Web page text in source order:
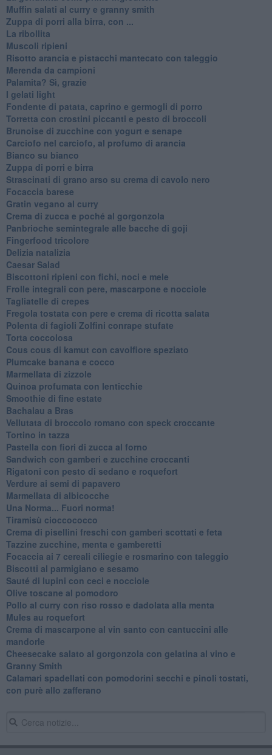
Muffin salati al curry e granny smith
Zuppa di porri alla birra, con ...
La ribollita
Muscoli ripieni
Risotto arancia e pistacchi mantecato con taleggio
Merenda da campioni
Palamita? Sì, grazie
I gelati light
Fondente di patata, caprino e germogli di porro
Torretta con crostini piccanti e pesto di broccoli
Brunoise di zucchine con yogurt e senape
Carciofo nel carciofo, al profumo di arancia
Bianco su bianco
Zuppa di porri e birra
Strascinati di grano arso su crema di cavolo nero
Focaccia barese
Gratin vegano al curry
Crema di zucca e poché al gorgonzola
Panbrioche semintegrale alle bacche di goji
Fingerfood tricolore
Delizia natalizia
Caesar Salad
Biscottoni ripieni con fichi, noci e mele
Frolle integrali con pere, mascarpone e nocciole
Tagliatelle di crepes
Fregola tostata con pere e crema di ricotta salata
Polenta di fagioli Zolfini conrape stufate
Torta coccolosa
Cous cous di kamut con cavolfiore speziato
Plumcake banana e cocco
Marmellata di zizzole
Quinoa profumata con lenticchie
Smoothie di fine estate
Bachalau a Bras
Vellutata di broccolo romano con speck croccante
Tortino in tazza
Pastella con fiori di zucca al forno
Sandwich con gamberi e zucchine croccanti
Rigatoni con pesto di sedano e roquefort
Verdure ai semi di papavero
Marmellata di albicocche
Una Norma... Fuori norma!
Tiramisù cioccococco
Crema di pisellini freschi con gamberi scottati e feta
Tazzine zucchine, menta e gamberetti
Focaccia ai 7 cereali ciliegie e rosmarino con taleggio
Biscotti al parmigiano e sesamo
Sauté di lupini con ceci e nocciole
Olive toscane al pomodoro
Pollo al curry con riso rosso e dadolata alla menta
Mules au roquefort
Crema di mascarpone al vin santo con cantuccini alle
mandorle
Cheesecake salato al gorgonzola con gelatina al vino e
Granny Smith
Calamari spadellati con pomodorini secchi e pinoli tostati,
con purè allo zafferano